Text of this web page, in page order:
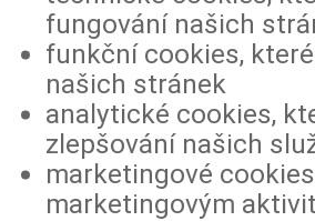
fungování našich
funkční cookies,
našich stránek
analytické cookies,
zlepšování našich
marketingové
marketingovým